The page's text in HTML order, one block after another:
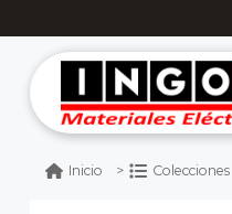
Inicio Colecciones